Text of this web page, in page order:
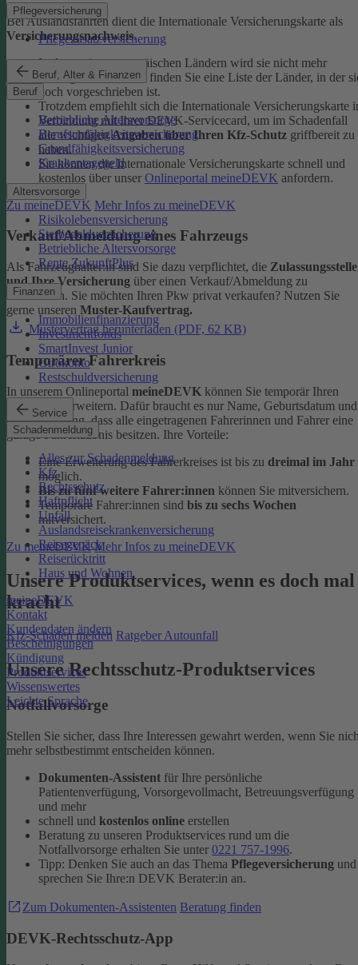
Pflegeversicherung
Pflegezusatzversicherung
Beruf, Alter & Finanzen
Beruf
Betriebliche Altersvorsorge
Berufsunfähigkeitsversicherung
Grundfähigkeitsversicherung
Krankentagegeld
Altersvorsorge
Risikolebensversicherung
Sterbegeldversicherung
Betriebliche Altersvorsorge
Rente ZukunftPlus
Finanzen
Immobilienfinanzierung
Investmentfonds
SmartInvest Junior
Girokonto
Restschuldversicherung
Service
Schadenmeldung
Alles zur Schadenmeldung
Kfz
Rechtsschutz
Haftpflicht
Unfall
Auslandsreisekrankenversicherung
Reisegepäck
Reiserücktritt
Haus und Wohnen
meineDEVK
Kontakt
Kundendaten ändern
Bescheinigungen
Kündigung
Produktservices
Wissenswertes
Leichte Sprache
Bei Auslandsfahrten dient die Internationale Versicherungskarte als
Versicherungsnachweis.
In den meisten europäischen Ländern wird sie nicht mehr
verlangt. In denFAQ
finden Sie eine Liste der Länder, in der
noch vorgeschrieben ist.
Trotzdem empfiehlt sich die Internationale Versicherungskarte
Verbindung mit Ihrer DEVK-Servicecard, um im Schadenfall
alle wichtigenAngaben über Ihren Kfz-Schutz griffbereit zu
haben.
Sie können die Internationale Versicherungskarte schnell und
kostenlos über unser Onlineportal meineDEVK anfordern.
Zu meineDEVK Mehr Infos zu meineDEVK
Verkauf/Abmeldung eines Fahrzeugs
Als Fahrzeughalter:in sind Sie dazu verpflichtet, die Zulassungsstelle
und Ihre Versicherung über einen Verkauf/Abmeldung zu
informieren. Sie möchten Ihren Pkw privat verkaufen? Nutzen Sie
gerne unseren Muster-Kaufvertrag.
Mustervertrag herunterladen (PDF, 62 KB)
Temporärer Fahrerkreis
In unserem Onlineportal meineDEVK können Sie temporär Ihren
Fahrerkreis erweitern. Dafür braucht es nur Name, Geburtsdatum und
die Bestätigung, dass alle eingetragenen Fahrerinnen und Fahrer eine
gültige Fahrerlaubnis besitzen. Ihre Vorteile:
Eine Erweiterung des Fahrerkreises ist bis zu dreimal im Jahr
möglich.
Bis zu fünf weitere Fahrer:innen können Sie mitversichern.
Temporäre Fahrer:innen sind bis zu sechs Wochen
mitversichert.
Zu meineDEVK Mehr Infos zu meineDEVK
Unsere Produktservices, wenn es doch mal
kracht
Kfz-Schaden melden Ratgeber Autounfall
Unsere Rechtsschutz-Produktservices
Notfallvorsorge
Stellen Sie sicher, dass Ihre Interessen gewahrt werden, wenn Sie
mehr selbstbestimmt entscheiden können.
Dokumenten-Assistent für Ihre persönliche
Patientenverfügung, Vorsorgevollmacht, Betreuungsverfügung
und mehr
schnell und kostenlos online erstellen
Beratung zu unseren Produktservices rund um die
Notfallvorsorge erhalten Sie unter 0221 757-1996.
Tipp: Denken Sie auch an das Thema Pflegeversicherung und
sprechen Sie Ihre:n DEVK Berater:in an.
Zum Dokumenten-Assistenten Beratung finden
DEVK-Rechtsschutz-App